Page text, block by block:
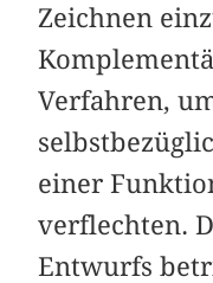
Zeichnen
Verfahren,
einer
verflechten.
Entwurfs